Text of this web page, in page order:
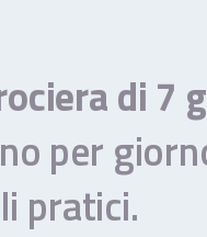
di 7
per
pratici.